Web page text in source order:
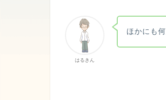
はるきん
ほかにも